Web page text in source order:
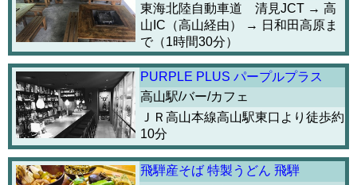
東海北陸自動車道 清見JCT → 高
山IC（高山経由） → 日和田高原ま
で（1時間30分）
PURPLE PLUS パープルプラス
高山駅/バー/カフェ
ＪＲ高山本線高山駅東口より徒歩約
10分
飛騨産そば 特製うどん 飛騨